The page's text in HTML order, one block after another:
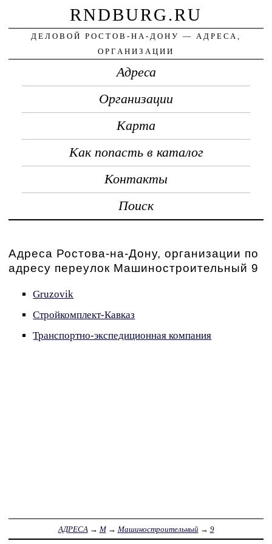
RNDBURG.RU
ДЕЛОВОЙ РОСТОВ-НА-ДОНУ — АДРЕСА,
ОРГАНИЗАЦИИ
Адреса
Организации
Карта
Как попасть в каталог
Контакты
Поиск
Адреса Ростова-на-Дону, организации по
адресу переулок Машиностроительный 9
Gruzovik
Стройкомплект-Кавказ
Транспортно-экспедиционная компания
АДРЕСА → М→ Машиностроительный→ 9